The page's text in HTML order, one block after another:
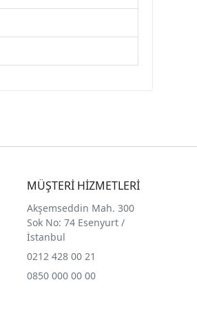
MÜŞTERİ HİZMETLERİ
Akşemseddin Mah. 300
Sok No: 74 Esenyurt /
İstanbul
0212 428 00 21
0850 000 00 00